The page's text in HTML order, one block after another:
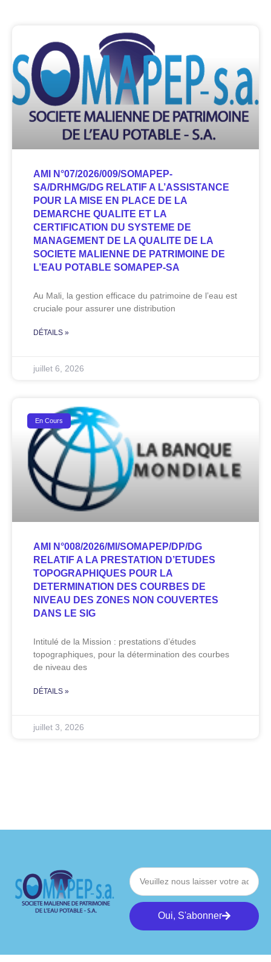
AMI N°07/2026/009/SOMAPEP-
SA/DRHMG/DG RELATIF A L’ASSISTANCE
POUR LA MISE EN PLACE DE LA
DEMARCHE QUALITE ET LA
CERTIFICATION DU SYSTEME DE
MANAGEMENT DE LA QUALITE DE LA
SOCIETE MALIENNE DE PATRIMOINE DE
L’EAU POTABLE SOMAPEP-SA
Au Mali, la gestion efficace du patrimoine de l’eau est
cruciale pour assurer une distribution
DÉTAILS »
juillet 6, 2026
En Cours
AMI N°008/2026/MI/SOMAPEP/DP/DG
RELATIF A LA PRESTATION D’ETUDES
TOPOGRAPHIQUES POUR LA
DETERMINATION DES COURBES DE
NIVEAU DES ZONES NON COUVERTES
DANS LE SIG
Intitulé de la Mission : prestations d’études
topographiques, pour la détermination des courbes
de niveau des
DÉTAILS »
juillet 3, 2026
Oui, S'abonner